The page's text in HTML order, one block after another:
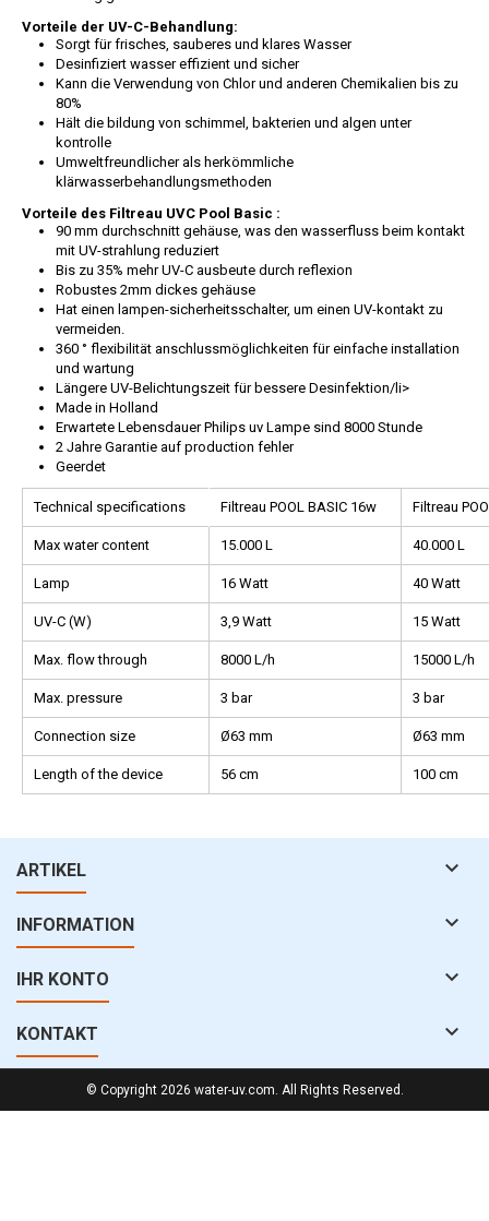
Vorteile der UV-C-Behandlung:
Sorgt für frisches, sauberes und klares Wasser
Desinfiziert wasser effizient und sicher
Kann die Verwendung von Chlor und anderen Chemikalien bis zu
80%
Hält die bildung von schimmel, bakterien und algen unter
kontrolle
Umweltfreundlicher als herkömmliche
klärwasserbehandlungsmethoden
Vorteile des Filtreau UVC Pool Basic :
90 mm durchschnitt gehäuse, was den wasserfluss beim kontakt
mit UV-strahlung reduziert
Bis zu 35% mehr UV-C ausbeute durch reflexion
Robustes 2mm dickes gehäuse
Hat einen lampen-sicherheitsschalter, um einen UV-kontakt zu
vermeiden.
360 ° flexibilität anschlussmöglichkeiten für einfache installation
und wartung
Längere UV-Belichtungszeit für bessere Desinfektion/li>
Made in Holland
Erwartete Lebensdauer Philips uv Lampe sind 8000 Stunde
2 Jahre Garantie auf production fehler
Geerdet
Technical specifications Filtreau POOL BASIC 16w Filtreau
Max water content 15.000 L 40.000 L
Lamp 16 Watt 40 Watt
UV-C (W) 3,9 Watt 15 Watt
Max. flow through 8000 L/h 15000 L/h
Max. pressure 3 bar 3 bar
Connection size Ø63 mm Ø63 mm
Length of the device 56 cm 100 cm
ARTIKEL 
INFORMATION 
IHR KONTO 
KONTAKT 
© Copyright 2026 water-uv.com. All Rights Reserved.